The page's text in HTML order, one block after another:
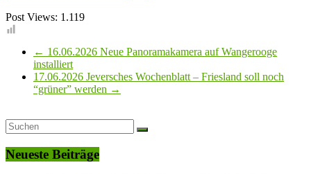
Post Views: 1.119
← 16.06.2026 Neue Panoramakamera auf Wangerooge
installiert
17.06.2026 Jeversches Wochenblatt – Friesland soll noch
“grüner” werden →
Neueste Beiträge